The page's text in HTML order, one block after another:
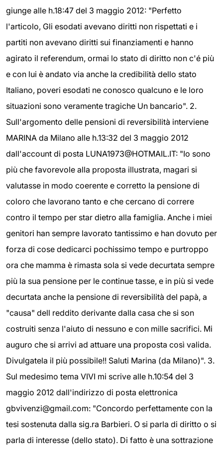
giunge alle h.18:47 del 3 maggio 2012: "Perfetto
l'articolo, Gli esodati avevano diritti non rispettati e i
partiti non avevano diritti sui finanziamenti e hanno
agirato il referendum, ormai lo stato di diritto non c'é più
e con lui è andato via anche la credibilità dello stato
Italiano, poveri esodati ne conosco qualcuno e le loro
situazioni sono veramente tragiche Un bancario". 2.
Sull'argomento delle pensioni di reversibilità interviene
MARINA da Milano alle h.13:32 del 3 maggio 2012
dall'account di posta LUNA1973@HOTMAIL.IT: "Io sono
più che favorevole alla proposta illustrata, magari si
valutasse in modo coerente e corretto la pensione di
coloro che lavorano tanto e che cercano di correre
contro il tempo per star dietro alla famiglia. Anche i miei
genitori han sempre lavorato tantissimo e han dovuto per
forza di cose dedicarci pochissimo tempo e purtroppo
ora che mamma è rimasta sola si vede decurtata sempre
più la sua pensione per le continue tasse, e in più si vede
decurtata anche la pensione di reversibilità del papà, a
"causa" dell reddito derivante dalla casa che si son
costruiti senza l'aiuto di nessuno e con mille sacrifici. Mi
auguro che si arrivi ad attuare una proposta così valida.
Divulgatela il più possibile!! Saluti Marina (da Milano)". 3.
Sul medesimo tema VIVI mi scrive alle h.10:54 del 3
maggio 2012 dall'indirizzo di posta elettronica
gbvivenzi@gmail.com: "Concordo perfettamente con la
tesi sostenuta dalla sig.ra Barbieri. O si parla di diritto o si
parla di interesse (dello stato). Di fatto è una sottrazione